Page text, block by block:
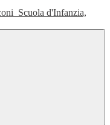
Scuola d'Infanzia,